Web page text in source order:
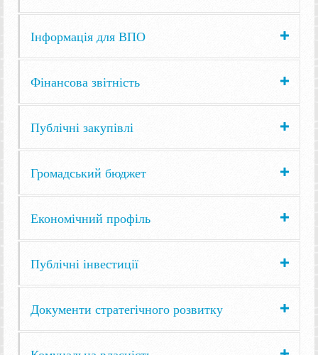
Інформація для ВПО
Фінансова звітність
Публічні закупівлі
Громадський бюджет
Економічний профіль
Публічні інвестиції
Документи стратегічного розвитку